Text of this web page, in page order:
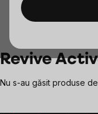
Revive
Nu s-au găsit produse